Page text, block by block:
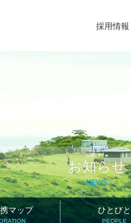
採用情報
お知らせ
NEWS
マップ ひとびと
PEOPLE